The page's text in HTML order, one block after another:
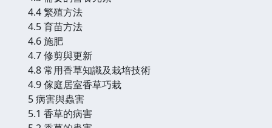
4.4 繁殖方法
4.5 育苗方法
4.6 施肥
4.7 修剪與更新
4.8 常用香草知識及栽培技術
4.9 傢庭居室香草巧栽
5 病害與蟲害
5.1 香草的病害